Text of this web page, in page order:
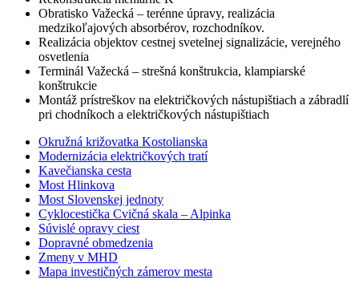
Obratisko Važecká – terénne úpravy, realizácia
medzikoľajových absorbérov, rozchodníkov.
Realizácia objektov cestnej svetelnej signalizácie, verejného
osvetlenia
Terminál Važecká – strešná konštrukcia, klampiarské
konštrukcie
Montáž prístreškov na električkových nástupištiach a zábradlí
pri chodníkoch a električkových nástupištiach
Okružná križovatka Kostolianska
Modernizácia električkových tratí
Kavečianska cesta
Most Hlinkova
Most Slovenskej jednoty
Cyklocestička Cvičná skala – Alpinka
Súvislé opravy ciest
Dopravné obmedzenia
Zmeny v MHD
Mapa investičných zámerov mesta